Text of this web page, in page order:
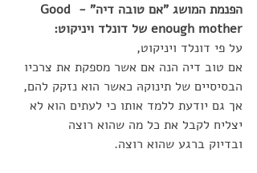
הפנמת המושג "אם טובה דיה" - Good
enough mother של דונלד ויניקוט:
על פי דונלד ויניקוט,
אם טוב דיה הנה אם אשר מספקת את צרכיו
הבסיסיים של תינוקהּ כאשר הוא נזקק להם,
אך גם יודעת ללמד אותו כי לעתים הוא לא
יצליח לקבל את כל מה שהוא רוצה
ובדיוק ברגע שהוא רוצה.